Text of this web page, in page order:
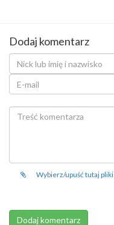
Dodaj komentarz
Wybierz/upuść tutaj pliki